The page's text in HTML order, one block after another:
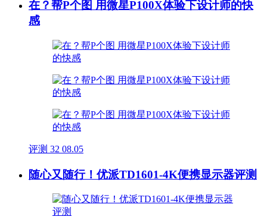
在？帮P个图 用微星P100X体验下设计师的快
感
评测 32 08.05
随心又随行！优派TD1601-4K便携显示器评测